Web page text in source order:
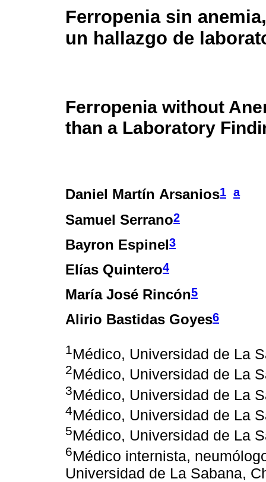
Ferropenia sin
un hallazgo de
Ferropenia without
than a Laboratory
Daniel Martín Arsanios1 a
Samuel Serrano2
Bayron Espinel3
Elías Quintero4
María José Rincón5
Alirio Bastidas Goyes6
1Médico, Universidad de La
2Médico, Universidad de La
3Médico, Universidad de La
4Médico, Universidad de La
5Médico, Universidad de La
6Médico internista,
Universidad de La Sabana,